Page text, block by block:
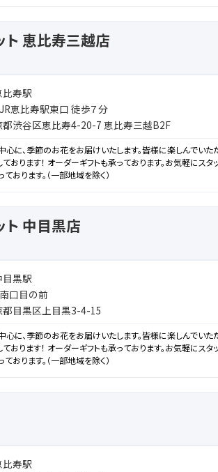
ト 恵比寿三越店
比寿駅
JR恵比寿駅東口 徒歩７分
都渋谷区恵比寿4-20-7 恵比寿三越B2F
心に、季節のお花をお届けいたします。皆様に楽しんでいた
ております！ オーダーギフトも承っております。お気軽にス
おります。（一部地域を除く）
ト 中目黒店
目黒駅
南口目の前
都目黒区上目黒3-4-15
心に、季節のお花をお届けいたします。皆様に楽しんでいた
ております！ オーダーギフトも承っております。お気軽にス
おります。（一部地域を除く）
比寿駅